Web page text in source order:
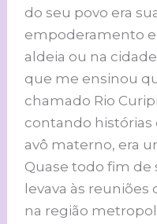
do seu povo era
empoderamento e
aldeia ou na
que me ensinou
chamado Rio
contando histórias
avô materno, era
Quase todo fim
levava às
na região